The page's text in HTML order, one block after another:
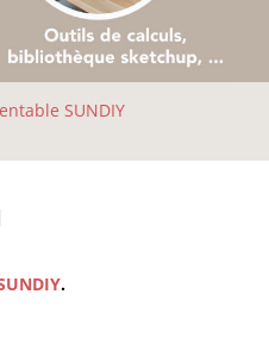
SUNDIY
.